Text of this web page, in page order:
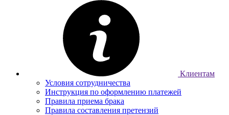
Клиентам
Условия сотрудничества
Инструкция по оформлению платежей
Правила приема брака
Правила составления претензий